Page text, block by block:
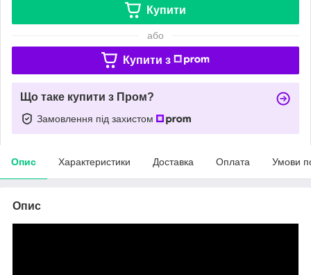
Купити
або
Купити з
Що таке купити з Пром?
Замовлення під захистом
Опис Характеристики Доставка Оплата Умови
Опис